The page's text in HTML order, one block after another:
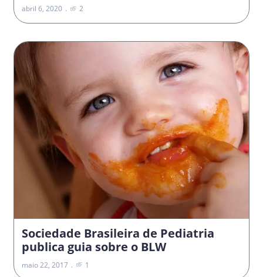
abril 6, 2020 2
Sociedade Brasileira de Pediatria
publica guia sobre o BLW
maio 22, 2017 1